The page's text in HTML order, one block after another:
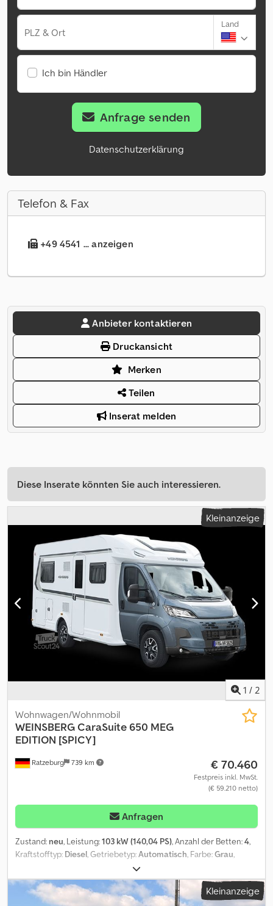
PLZ & Ort
Land
Ich bin Händler
Anfrage senden
Datenschutzerklärung
Telefon & Fax
+49 4541 ... anzeigen
Anbieter kontaktieren
Druckansicht
Merken
Teilen
Inserat melden
Diese Inserate könnten Sie auch interessieren.
Kleinanzeige
1 / 2
Ratzeburg 739 km
Wohnwagen/Wohnmobil
WEINSBERGCaraSuite 650 MEG
EDITION [SPICY]
€ 70.460
Festpreis inkl. MwSt.
(€ 59.210 netto)
Anfragen
Zustand: neu, Leistung:103 kW (140,04 PS), Anzahl der Betten:4,
Kraftstofftyp: Diesel , Getriebetyp:Automatisch , Farbe:Grau
, Gesamtbreite:
2.940 mm, Achsen-Konfiguration:2 Achsen, Gesamtgewicht:
3.500 kg , Baujahr:2026, Ausstattung: ABS, Klimaanlage,Kleinanzeige